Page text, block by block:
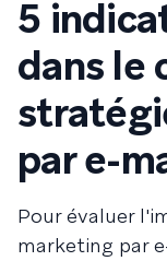
5
dans le
par e-
Pour évaluer
marketing par